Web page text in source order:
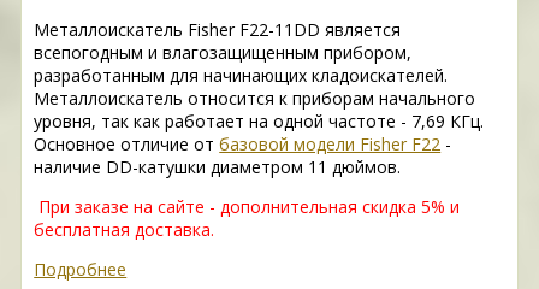
Металлоискатель Fisher F22-11DD является
всепогодным и влагозащищенным прибором,
разработанным для начинающих кладоискателей.
Металлоискатель относится к приборам начального
уровня, так как работает на одной частоте - 7,69 КГц.
Основное отличие отбазовой модели Fisher F22 -
наличие DD-катушки диаметром 11 дюймов.
При заказе на сайте - дополнительная скидка 5% и
бесплатная доставка.
Подробнее